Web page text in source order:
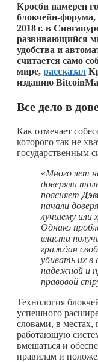
Кросби намерен
блокчейн-
2018 г. в
развивающийся
удобства и
считается само
мире, рассказал
изданию
Все дело в
Как отмечает
которого так не
государственным
«Много лет
доверяли
поясняет
начали
лучшему или
Однако
власти
граждан
убивать их в
надежной и
правовой
Технология
успешного
словами, в местах,
работающую
вмешаться и
правилам и